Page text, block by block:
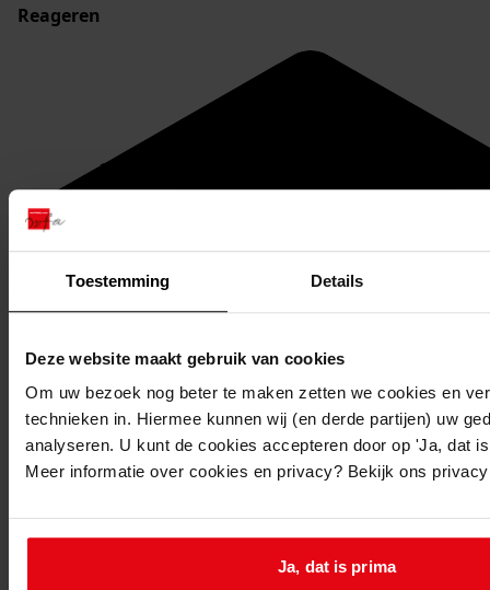
Toestemming Details
Deze website maakt gebruik van cookies
Om uw bezoek nog beter te maken zetten we cookies en
technieken in. Hiermee kunnen wij (en derde partijen) uw
analyseren. U kunt de cookies accepteren door op 'Ja, dat
Meer informatie over cookies en privacy? Bekijk ons
Ja, dat is prima
Reageren